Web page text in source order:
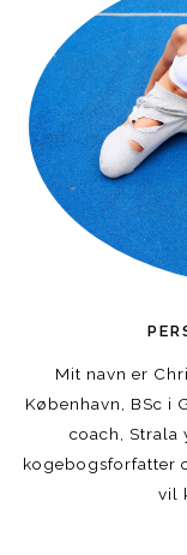
Mit navn er
København, BSc i
coach, Strala
kogebogsforfatter
vil